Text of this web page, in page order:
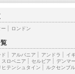
ロンドン
アルバニア アンドラ イ
スロベニア セルビア デンマ
ヒテンシュタイン ルクセンブ